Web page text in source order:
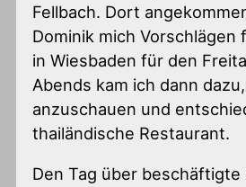
Fellbach. Dort
Dominik mich Vorschlägen
in Wiesbaden für den
Abends kam ich dann
anzuschauen und
thailändische Restaurant.
Den Tag über beschäftigte